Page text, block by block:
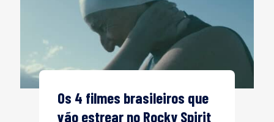
Os 4 filmes brasileiros que
vão estrear no Rocky Spirit